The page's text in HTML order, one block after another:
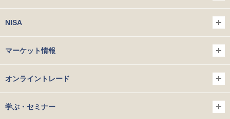
NISA
マーケット情報
オンライントレード
学ぶ・セミナー